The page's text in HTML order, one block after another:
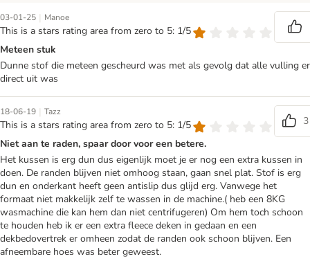
03-01-25 | Manoe
This is a stars rating area from zero to 5: 1/5
Meteen stuk
Dunne stof die meteen gescheurd was met als gevolg dat alle vulling er
direct uit was
18-06-19 | Tazz
This is a stars rating area from zero to 5: 1/5
3
Niet aan te raden, spaar door voor een betere.
Het kussen is erg dun dus eigenlijk moet je er nog een extra kussen in
doen. De randen blijven niet omhoog staan, gaan snel plat. Stof is erg
dun en onderkant heeft geen antislip dus glijd erg. Vanwege het
formaat niet makkelijk zelf te wassen in de machine.( heb een 8KG
wasmachine die kan hem dan niet centrifugeren) Om hem toch schoon
te houden heb ik er een extra fleece deken in gedaan en een
dekbedovertrek er omheen zodat de randen ook schoon blijven. Een
afneembare hoes was beter geweest.